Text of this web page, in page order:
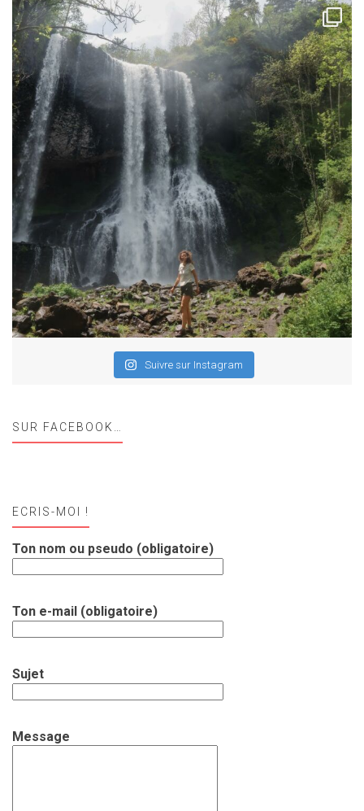
Suivre sur Instagram
SUR FACEBOOK…
ECRIS-MOI !
Ton nom ou pseudo (obligatoire)
Ton e-mail (obligatoire)
Sujet
Message